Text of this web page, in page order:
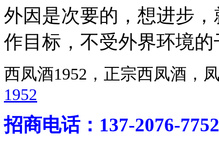
外因是次要的，想进步
作目标，不受外界环境
西凤酒1952，正宗西凤酒
1952
招商电话：137-2076-7752